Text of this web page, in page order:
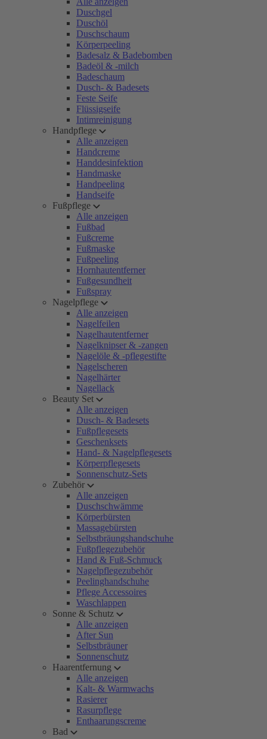
Duschgel
Duschöl
Duschschaum
Körperpeeling
Badesalz & Badebomben
Badeöl & -milch
Badeschaum
Dusch- & Badesets
Feste Seife
Flüssigseife
Intimreinigung
Handpflege
Alle anzeigen
Handcreme
Handdesinfektion
Handmaske
Handpeeling
Handseife
Fußpflege
Alle anzeigen
Fußbad
Fußcreme
Fußmaske
Fußpeeling
Hornhautentferner
Fußgesundheit
Fußspray
Nagelpflege
Alle anzeigen
Nagelfeilen
Nagelhautentferner
Nagelknipser & -zangen
Nagelöle & -pflegestifte
Nagelscheren
Nagelhärter
Nagellack
Beauty Set
Alle anzeigen
Dusch- & Badesets
Fußpflegesets
Geschenksets
Hand- & Nagelpflegesets
Körperpflegesets
Sonnenschutz-Sets
Zubehör
Alle anzeigen
Duschschwämme
Körperbürsten
Massagebürsten
Selbstbräungshandschuhe
Fußpflegezubehör
Hand & Fuß-Schmuck
Nagelpflegezubehör
Peelinghandschuhe
Pflege Accessoires
Waschlappen
Sonne & Schutz
Alle anzeigen
After Sun
Selbstbräuner
Sonnenschutz
Haarentfernung
Alle anzeigen
Kalt- & Warmwachs
Rasierer
Rasurpflege
Enthaarungscreme
Bad